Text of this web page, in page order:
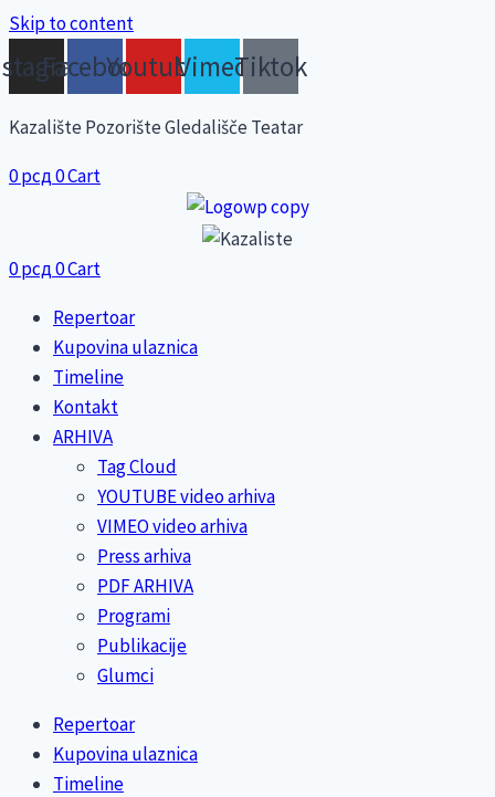
Skip to content
FacebookYoutubeVimeoTiktok
Kazalište Pozorište Gledališče Teatar
0рсд0Cart
0рсд0Cart
Repertoar
Kupovina ulaznica
Timeline
Kontakt
ARHIVA
Tag Cloud
YOUTUBE video arhiva
VIMEO video arhiva
Press arhiva
PDF ARHIVA
Programi
Publikacije
Glumci
Repertoar
Kupovina ulaznica
Timeline